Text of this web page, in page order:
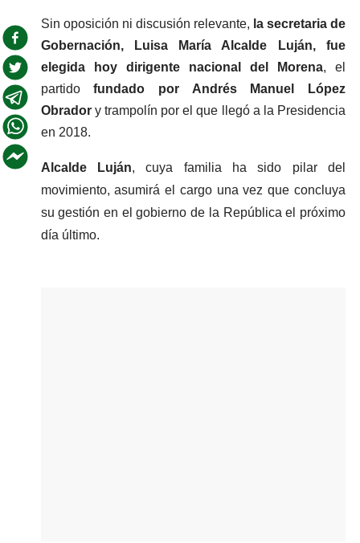
Sin oposición ni discusión relevante, la secretaria de
Gobernación, Luisa María Alcalde Luján, fue
elegida hoy dirigente nacional del Morena, el
partido fundado por Andrés Manuel López
Obrador y trampolín por el que llegó a la Presidencia
en 2018.
Alcalde Luján, cuya familia ha sido pilar del
movimiento, asumirá el cargo una vez que concluya
su gestión en el gobierno de la República el próximo
día último.